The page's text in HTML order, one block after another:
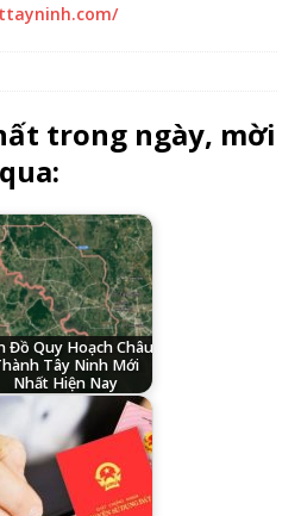
trong ngày, mời
Đồ Quy Hoạch Châu
Tây Ninh Mới
Nhất Hiện Nay